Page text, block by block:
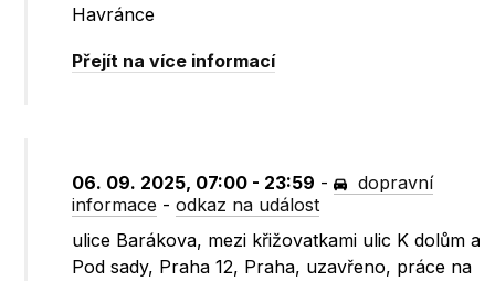
Havránce
Přejít na více informací
06. 09. 2025, 07:00 - 23:59 -
dopravní
informace -odkaz na událost
ulice Barákova, mezi křižovatkami ulic K dolům a
Pod sady, Praha 12, Praha, uzavřeno, práce na